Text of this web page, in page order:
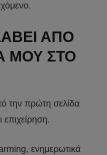
ΑΠΟ
ΜΟΥ ΣΤΟ
την πρώτη σελίδα
επιχείρηση.
ενημερωτικά